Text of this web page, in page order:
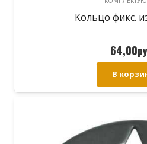
Кольцо фикс.
64,00
В